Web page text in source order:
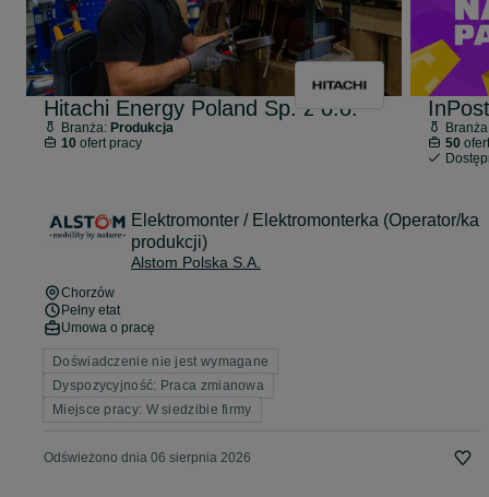
Hitachi Energy Poland Sp. z o.o.
Branża: Produkcja
10 ofert pracy
InPost
50
Elektromonter / Elektromonterka (Operator/ka
produkcji)
Alstom Polska S.A.
Chorzów
Pełny etat
Umowa o pracę
Doświadczenie nie jest wymagane
Dyspozycyjność: Praca zmianowa
Miejsce pracy: W siedzibie firmy
Odświeżono dnia 06 sierpnia 2026